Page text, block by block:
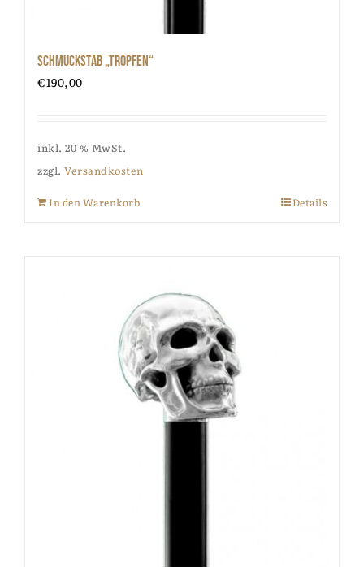
Schmuckstab „Tropfen“
€190,00
inkl. 20 % MwSt.
zzgl. Versandkosten
In den Warenkorb Details